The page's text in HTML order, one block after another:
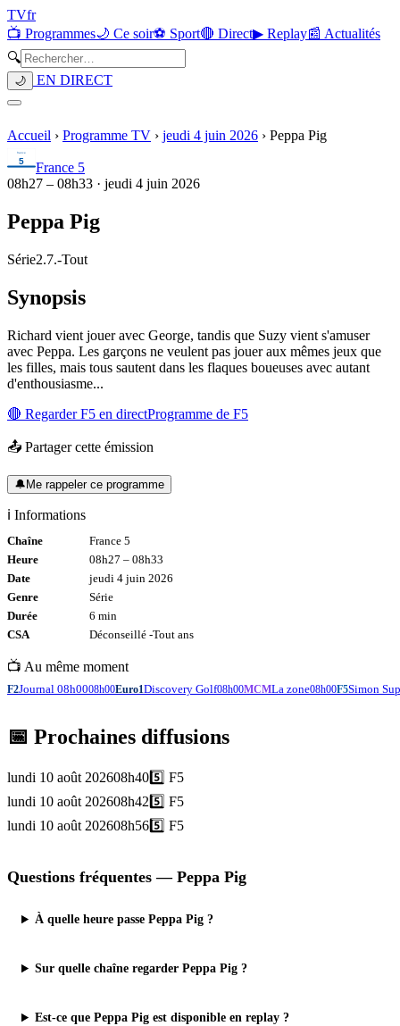
TVfr
📺 Programmes🌙 Ce soir⚽ Sport🔴 Direct▶ Replay📰 Actualités
🔍
🌙 EN DIRECT
Accueil › Programme TV › jeudi 4 juin 2026 › Peppa Pig
France 5
08h27 – 08h33 · jeudi 4 juin 2026
Peppa Pig
Série2.7.-Tout
Synopsis
Richard vient jouer avec George, tandis que Suzy vient s'amuser
avec Peppa. Les garçons ne veulent pas jouer aux mêmes jeux que
les filles, mais tous sautent dans les flaques boueuses avec autant
d'enthousiasme...
🔴 RegarderF5 en directProgramme de F5
📤 Partager cette émission
🔔Me rappeler ce programme
ℹ️ Informations
Chaîne
France 5
Heure
08h27 – 08h33
Date
jeudi 4 juin 2026
Genre
Série
Durée
6 min
CSA
Déconseillé -Tout ans
📺 Au même moment
F2Journal 08h0008h00Euro1Discovery Golf08h00MCMLa zone08h00F5Simon
📅 Prochaines diffusions
lundi 10 août 202608h405️⃣ F5
lundi 10 août 202608h42 5️⃣ F5
lundi 10 août 202608h565️⃣ F5
Questions fréquentes — Peppa Pig
À quelle heure passe Peppa Pig ?
Sur quelle chaîne regarder Peppa Pig ?
Est-ce que Peppa Pig est disponible en replay ?